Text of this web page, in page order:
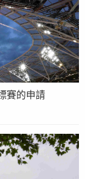
賽的申請